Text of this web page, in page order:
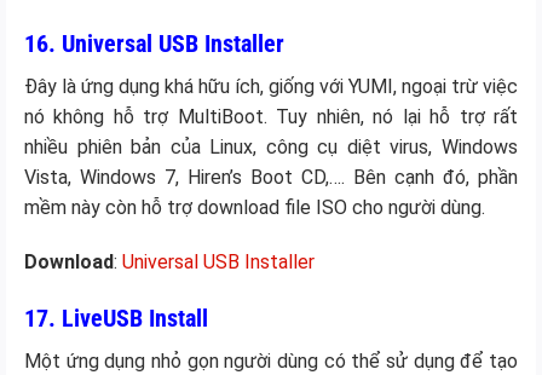
16. Universal USB Installer
Đây là ứng dụng khá hữu ích, giống với YUMI, ngoại trừ việc
nó không hỗ trợ MultiBoot. Tuy nhiên, nó lại hỗ trợ rất
nhiều phiên bản của Linux, công cụ diệt virus, Windows
Vista, Windows 7, Hiren’s Boot CD,…. Bên cạnh đó, phần
mềm này còn hỗ trợ download file ISO cho người dùng.
Download: Universal USB Installer
17. LiveUSB Install
Một ứng dụng nhỏ gọn người dùng có thể sử dụng để tạo